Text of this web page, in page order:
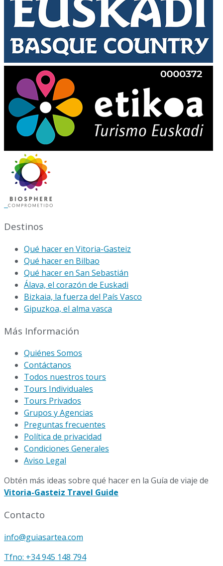
Destinos
Qué hacer en Vitoria-Gasteiz
Qué hacer en Bilbao
Qué hacer en San Sebastián
Álava, el corazón de Euskadi
Bizkaia, la fuerza del País Vasco
Gipuzkoa, el alma vasca
Más Información
Quiénes Somos
Contáctanos
Todos nuestros tours
Tours Individuales
Tours Privados
Grupos y Agencias
Preguntas frecuentes
Política de privacidad
Condiciones Generales
Aviso Legal
Obtén más ideas sobre qué hacer en la Guía de viaje de
Vitoria-Gasteiz Travel Guide
Contacto
info@guiasartea.com
Tfno: +34 945 148 794